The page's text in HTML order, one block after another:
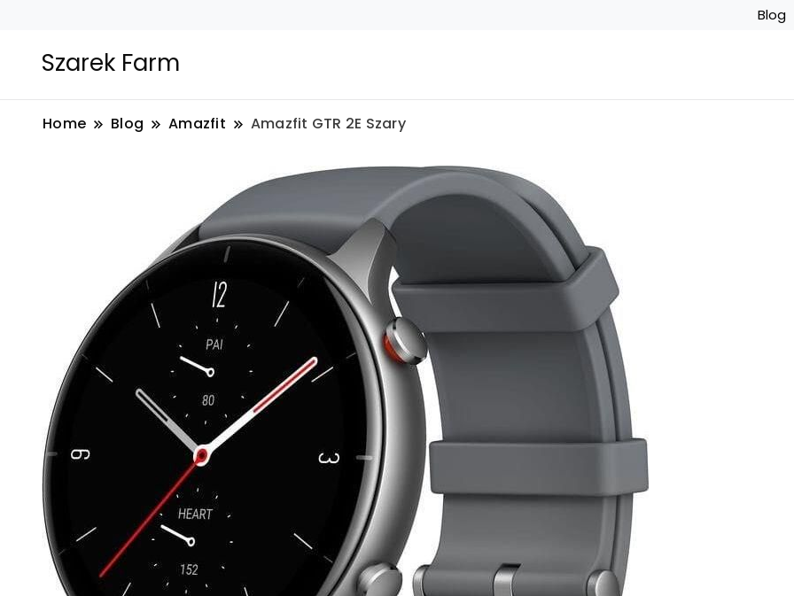
Blog
Szarek Farm
Home Blog Amazfit Amazfit GTR 2E Szary